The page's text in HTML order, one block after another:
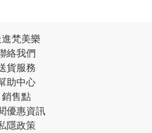
梵美樂
絡我們
貨服務
助中心
銷售點
優惠資訊
隱政策